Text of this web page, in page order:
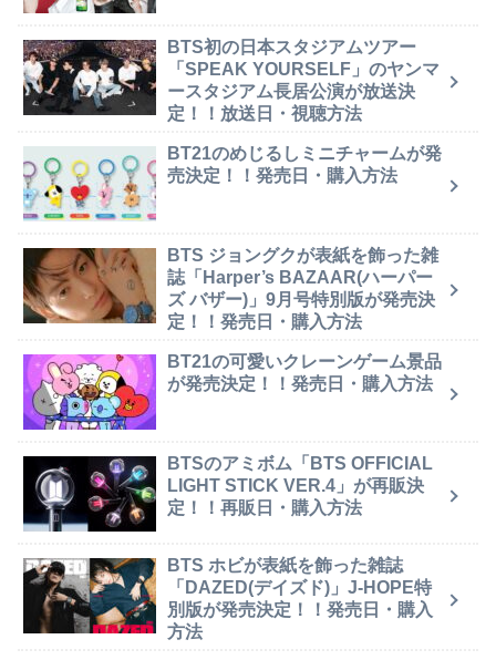
BTS初の日本スタジアムツアー
「SPEAK YOURSELF」のヤンマ
ースタジアム長居公演が放送決
定！！放送日・視聴方法
BT21のめじるしミニチャームが発
売決定！！発売日・購入方法
BTS ジョングクが表紙を飾った雑
誌「Harper’s BAZAAR(ハーパー
ズ バザー)」9月号特別版が発売決
定！！発売日・購入方法
BT21の可愛いクレーンゲーム景品
が発売決定！！発売日・購入方法
BTSのアミボム「BTS OFFICIAL
LIGHT STICK VER.4」が再販決
定！！再販日・購入方法
BTS ホビが表紙を飾った雑誌
「DAZED(デイズド)」J-HOPE特
別版が発売決定！！発売日・購入
方法